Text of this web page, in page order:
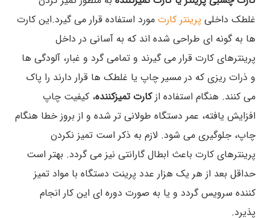
غلطک داخلی پرینتر کارت مورد استفاده قرار می گیرد.این کارت
ها به گونه ای طراحی شده اند که به آسانی در داخل
پرینترهای کارت قرار می گیرند و تمامی گرد و غبار، آلودگی ها
و ذرات ریزی که در مسیر چاپ یا غلطک ها قرار دارند را پاک
می کنند. هنگام استفاده ازکارت تمیزکننده، کیفیت چاپ
افزایش یافته، عمر دستگاه طولانی تر شده و از بروز خطا هنگام
چاپ، جلوگیری می شود. لازم به ذکر است تمیز نکردن
پرینترهای کارت باعث ابطال گارانتی نیز می گردد. بهتر است
حداقل بعد از هر یک هزار عدد پرینت دستگاه با مواد تمیز
کننده سرویس گردد و یا به صورت دوره ای این کار انجام
پذیرد.